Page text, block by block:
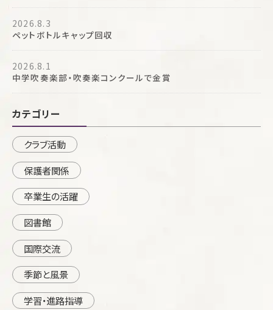
2026.8.3
ペットボトルキャップ回収
2026.8.1
中学吹奏楽部・吹奏楽コンクールで金賞
カテゴリー
クラブ活動
保護者関係
卒業生の活躍
図書館
国際交流
季節と風景
学習・進路指導